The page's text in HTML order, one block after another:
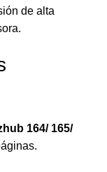
de alta
164/ 165/